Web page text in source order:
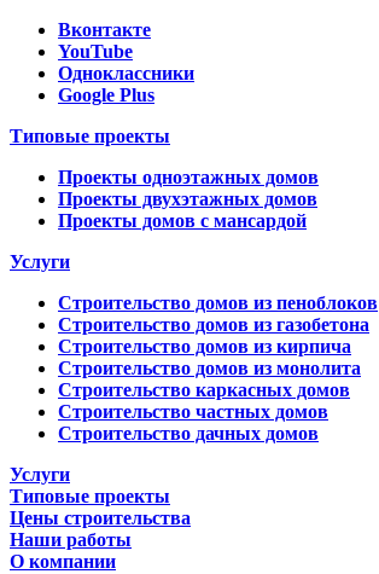
Вконтакте
YouTube
Одноклассники
Google Plus
Типовые проекты
Проекты одноэтажных домов
Проекты двухэтажных домов
Проекты домов с мансардой
Услуги
Строительство домов из пеноблоков
Строительство домов из газобетона
Строительство домов из кирпича
Строительство домов из монолита
Строительство каркасных домов
Строительство частных домов
Строительство дачных домов
Услуги
Типовые проекты
Цены строительства
Наши работы
О компании